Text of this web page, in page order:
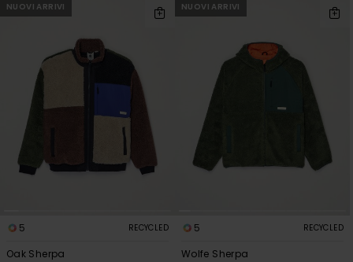
NUOVI ARRIVI
5 RECYCLED
Oak Sherpa
NUOVI ARRIVI
5 RECYCLED
Wolfe Sherpa